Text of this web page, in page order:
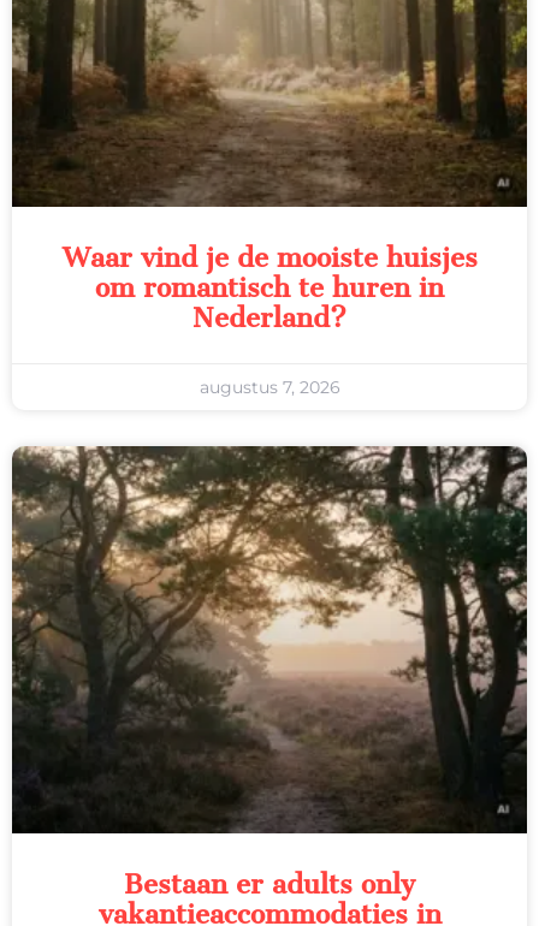
Waar vind je de mooiste huisjes
om romantisch te huren in
Nederland?
augustus 7, 2026
Bestaan er adults only
vakantieaccommodaties in